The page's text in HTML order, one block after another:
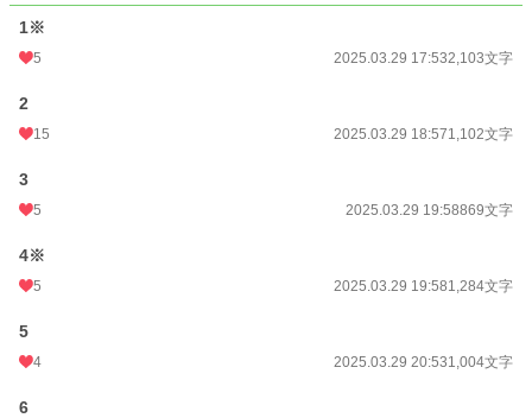
24h.ポイント
文字数
更新日時
初回公開日時
初回完結日時
週間ポイント
1※
5 2025.03.29 17:532,103文字
2
15 2025.03.29 18:571,102文字
3
5 2025.03.29 19:58869文字
4※
5 2025.03.29 19:581,284文字
5
4 2025.03.29 20:531,004文字
6